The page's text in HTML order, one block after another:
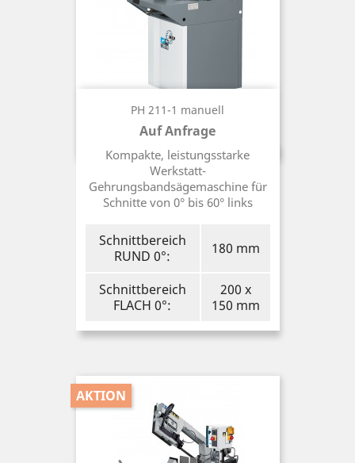
PH 211-1 manuell
Auf Anfrage
Preis
Kompakte, leistungsstarke
Werkstatt-
Gehrungsbandsägemaschine für
Schnitte von 0° bis 60° links
Schnittbereich
RUND 0°:
180 mm
Schnittbereich
FLACH 0°:
200 x
150 mm
AKTION